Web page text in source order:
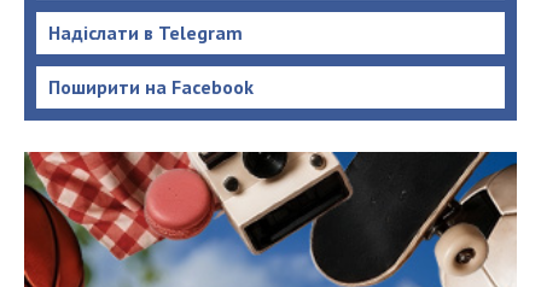
Надіслати в Telegram
Поширити на Facebook